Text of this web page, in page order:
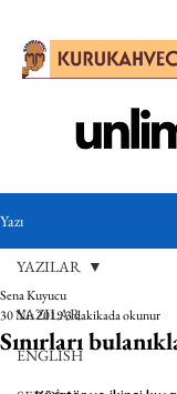
Yazı
YAZILAR
ENGLISH
YAZILAR
Sınırları
Sena Kuyucu
30 Nis 20193 dakikada okunur